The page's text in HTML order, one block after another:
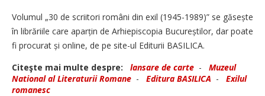
Volumul „30 de scriitori români din exil (1945-1989)” se găsește
în librăriile care aparțin de Arhiepiscopia Bucureștilor, dar poate
fi procurat și online, de pe site-ul Editurii BASILICA.
Citeşte mai multe despre:
lansare de carte - Muzeul
National al Literaturii Romane - Editura BASILICA - Exilul
romanesc